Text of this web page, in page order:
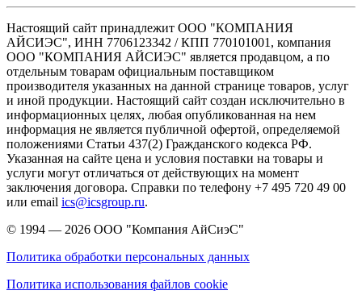
Настоящий сайт принадлежит ООО "КОМПАНИЯ
АЙСИЭС", ИНН 7706123342 / КПП 770101001, компания
ООО "КОМПАНИЯ АЙСИЭС" является продавцом, а по
отдельным товарам официальным поставщиком
производителя указанных на данной странице товаров, услуг
и иной продукции. Настоящий сайт создан исключительно в
информационных целях, любая опубликованная на нем
информация не является публичной офертой, определяемой
положениями Статьи 437(2) Гражданского кодекса РФ.
Указанная на сайте цена и условия поставки на товары и
услуги могут отличаться от действующих на момент
заключения договора. Справки по телефону +7 495 720 49 00
или email ics@icsgroup.ru.
© 1994 — 2026 ООО "Компания АйСиэС"
Политика обработки персональных данных
Политика использования файлов cookie